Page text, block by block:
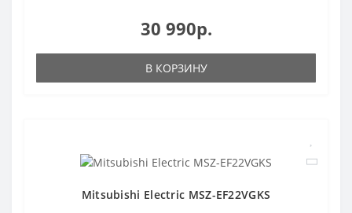
30 990р.
В КОРЗИНУ
Mitsubishi Electric MSZ-EF22VGKS